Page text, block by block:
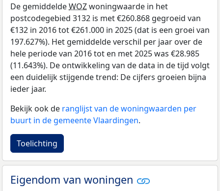
De gemiddeldeWOZwoningwaarde in het
postcodegebied 3132 is met €260.868 gegroeid van
€132 in 2016 tot €261.000 in 2025 (dat is een groei van
197.627%). Het gemiddelde verschil per jaar over de
hele periode van 2016 tot en met 2025 was €28.985
(11.643%). De ontwikkeling van de data in de tijd volgt
een duidelijk stijgende trend: De cijfers groeien bijna
ieder jaar.
Bekijk ook de ranglijst van de woningwaarden per
buurt in de gemeente Vlaardingen.
Toelichting
Eigendom van woningen